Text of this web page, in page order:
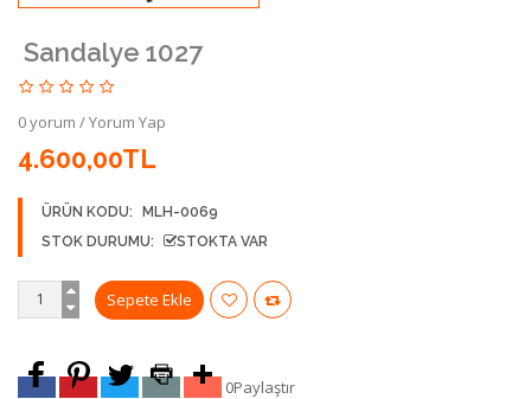
Sandalye 1027
0 yorum /Yorum Yap
4.600,00TL
ÜRÜN KODU:
MLH-0069
STOK DURUMU:
STOKTA VAR
0Paylaştır